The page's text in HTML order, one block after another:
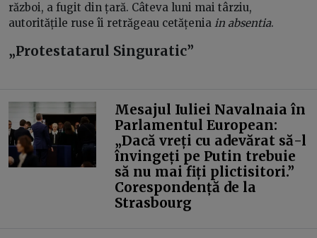
război, a fugit din țară. Câteva luni mai târziu,
autoritățile ruse îi retrăgeau cetățenia in absentia.
„Protestatarul Singuratic”
Mesajul Iuliei Navalnaia în
Parlamentul European:
„Dacă vreți cu adevărat să-l
învingeți pe Putin trebuie
să nu mai fiți plictisitori.”
Corespondență de la
Strasbourg